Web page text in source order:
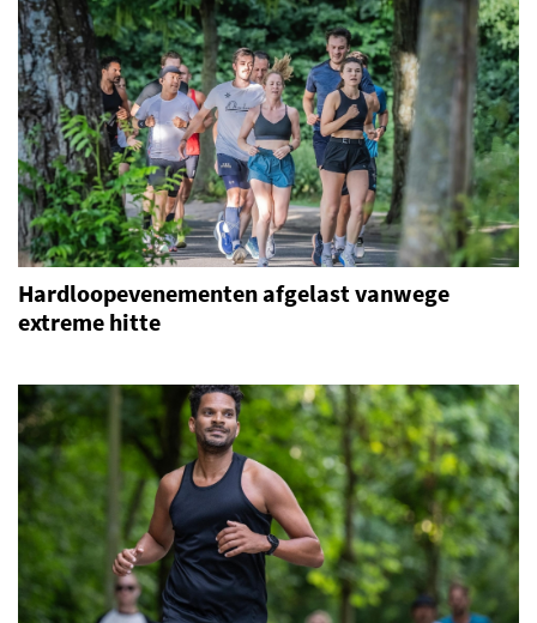
Hardloopevenementen afgelast vanwege
extreme hitte